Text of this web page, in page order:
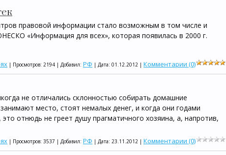
правовой информации стало возможным в том числе и
«Информация для всех», которая появилась в 2000 г.
| Просмотров: 2194 | Добавил: РФ | Дата: 01.12.2012 | Комментарии (0)
не отличались склонностью собирать домашние
место, стоят немалых денег, и когда они годами
отнюдь не греет душу прагматичного хозяина, а, напротив,
| Просмотров: 3537 | Добавил: РФ | Дата: 23.11.2012 | Комментарии (0)